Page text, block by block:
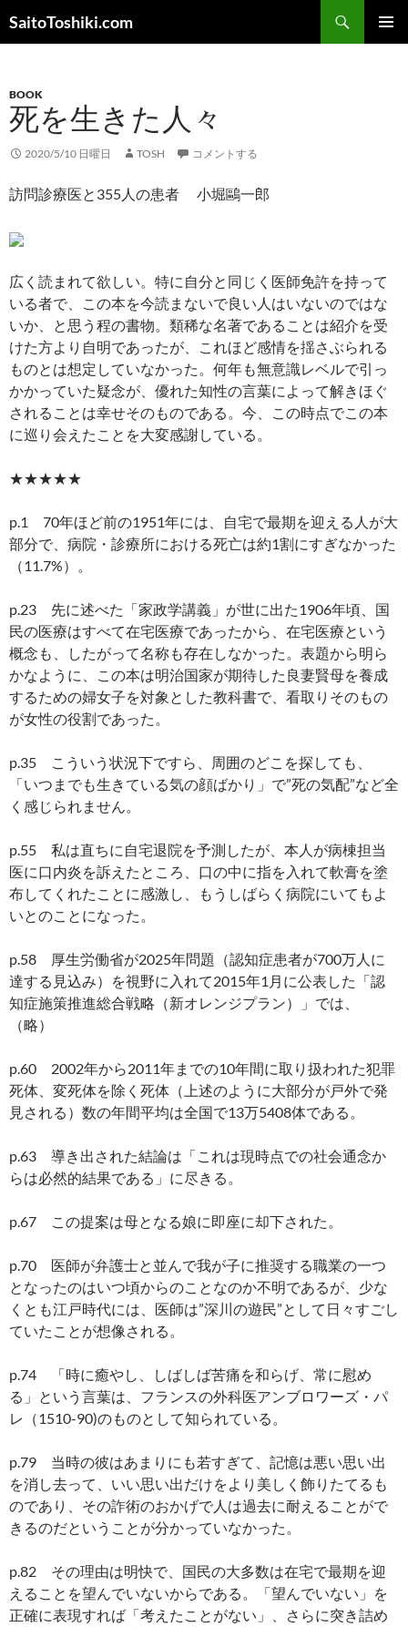
ン
ツ
へ
キ
ッ
プ
SaitoToshiki.com
索
BOOK
死を生きた人々
2020/5/10 日曜日 TOSH コメントする
訪問診療医と355人の患者 小堀鷗一郎
広く読まれて欲しい。特に自分と同じく医師免許を持って
いる者で、この本を今読まないで良い人はいないのではな
いか、と思う程の書物。類稀な名著であることは紹介を受
けた方より自明であったが、これほど感情を揺さぶられる
ものとは想定していなかった。何年も無意識レベルで引っ
かかっていた疑念が、優れた知性の言葉によって解きほぐ
されることは幸せそのものである。今、この時点でこの本
に巡り会えたことを大変感謝している。
★★★★★
p.1 70年ほど前の1951年には、自宅で最期を迎える人が大
部分で、病院・診療所における死亡は約1割にすぎなかった
（11.7%）。
p.23 先に述べた「家政学講義」が世に出た1906年頃、国
民の医療はすべて在宅医療であったから、在宅医療という
概念も、したがって名称も存在しなかった。表題から明ら
かなように、この本は明治国家が期待した良妻賢母を養成
するための婦女子を対象とした教科書で、看取りそのもの
が女性の役割であった。
p.35 こういう状況下ですら、周囲のどこを探しても、
「いつまでも生きている気の顔ばかり」で”死の気配”など全
く感じられません。
p.55 私は直ちに自宅退院を予測したが、本人が病棟担当
医に口内炎を訴えたところ、口の中に指を入れて軟膏を塗
布してくれたことに感激し、もうしばらく病院にいてもよ
いとのことになった。
p.58 厚生労働省が2025年問題（認知症患者が700万人に
達する見込み）を視野に入れて2015年1月に公表した「認
知症施策推進総合戦略（新オレンジプラン）」では、
（略）
p.60 2002年から2011年までの10年間に取り扱われた犯罪
死体、変死体を除く死体（上述のように大部分が戸外で発
見される）数の年間平均は全国で13万5408体である。
p.63 導き出された結論は「これは現時点での社会通念か
らは必然的結果である」に尽きる。
p.67 この提案は母となる娘に即座に却下された。
p.70 医師が弁護士と並んで我が子に推奨する職業の一つ
となったのはいつ頃からのことなのか不明であるが、少な
くとも江戸時代には、医師は”深川の遊民”として日々すごし
ていたことが想像される。
p.74 「時に癒やし、しばしば苦痛を和らげ、常に慰め
る」という言葉は、フランスの外科医アンブロワーズ・パ
レ（1510-90)のものとして知られている。
p.79 当時の彼はあまりにも若すぎて、記憶は悪い思い出
を消し去って、いい思い出だけをより美しく飾りたてるも
のであり、その詐術のおかげで人は過去に耐えることがで
きるのだということが分かっていなかった。
p.82 その理由は明快で、国民の大多数は在宅で最期を迎
えることを望んでいないからである。「望んでいない」を
正確に表現すれば「考えたことがない」、さらに突き詰め